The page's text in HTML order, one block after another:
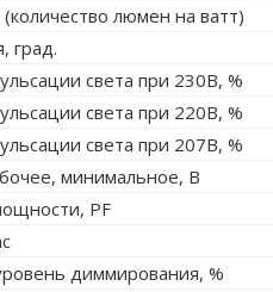
люмен на ватт)
град.
света при 230В, %
света при 220В, %
света при 207В, %
минимальное, В
PF
диммирования, %